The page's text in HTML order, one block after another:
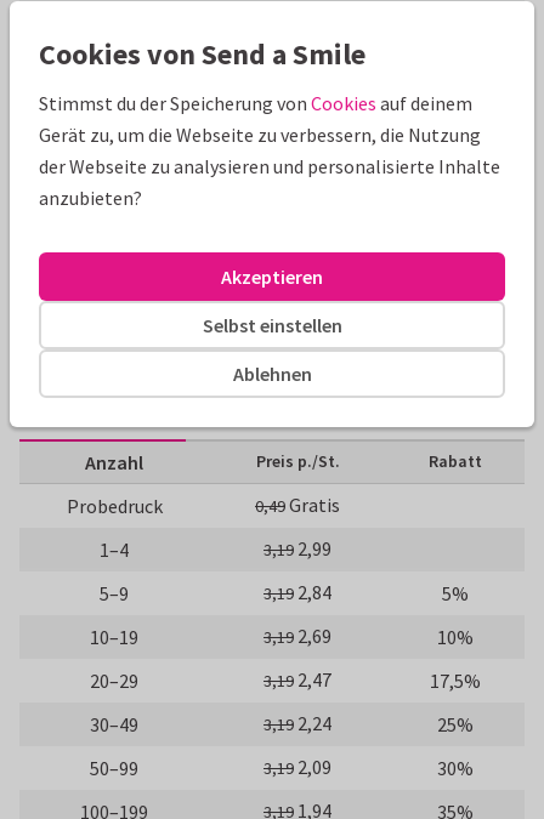
Produktinformation
Moderne Geburtstagskarte zu 60. Geburtstag mit goldenem
Schriftzug und Platz für 3 eigene Fotos. Ganz einfach
anpassen, optional mit Goldfolie.
Paperhugs - by Lidy
Größen und Preise
Anzahl Preis p./St. Rabatt
Probedruck 0,49Gratis
1–4
3,19 2,99
5–9
3,19 2,84
5%
10–19
3,19 2,69
10%
20–29
3,19 2,47
17,5%
30–49
3,19 2,24
25%
50–99
3,19 2,09
30%
100–199
3,19 1,94 35%
Cookies von Send a Smile
Stimmst du der Speicherung von Cookies auf deinem
Gerät zu, um die Webseite zu verbessern, die Nutzung
der Webseite zu analysieren und personalisierte Inhalte
anzubieten?
Ablehnen
Selbst einstellen
Akzeptieren